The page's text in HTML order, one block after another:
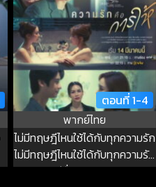
ตอนที่ 1-4
พากย์ไทย
ไม่มีทฤษฎีไหนใช้ได้กับทุกความรัก
ไม่มีทฤษฎีไหนใช้ได้กับทุกความรัก
ซีซั่น 1 EP.1-4